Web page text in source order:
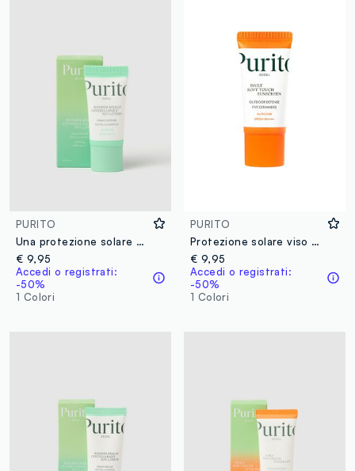
PURITO
Una protezione solare delicata con SPF 50+ ad ampio spettro - skincare coreana
€ 9,95
Accedi o registrati:
-50%
1 Colori
PURITO
Protezione solare viso ad ampio spettro SPF50+ - skincare coreana
€ 9,95
Accedi o registrati:
-50%
1 Colori